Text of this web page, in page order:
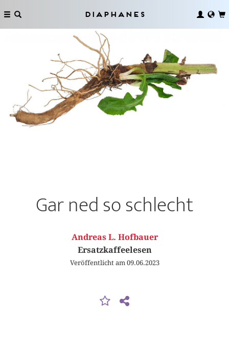
Diaphanes
Gar ned so schlecht
Andreas L. Hofbauer
Ersatzkaffeelesen
Veröffentlicht am 09.06.2023